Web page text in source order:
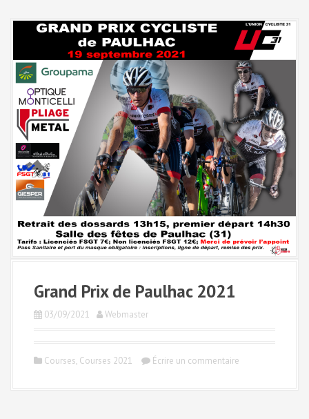
Grand Prix de Paulhac 2021
03/09/2021 Webmaster
Courses, Courses 2021 Écrire un commentaire